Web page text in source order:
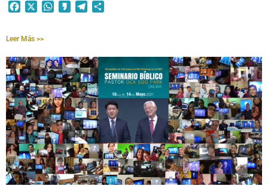
FacebookWhatsApp
KakaoTelegram
Leer Más >>